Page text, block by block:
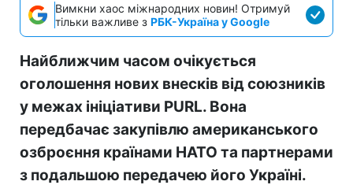
Вимкни хаос міжнародних новин! Отримуй
тільки важливе з РБК-Україна у Google
Найближчим часом очікується
оголошення нових внесків від союзників
у межах ініціативи PURL. Вона
передбачає закупівлю американського
озброєння країнами НАТО та партнерами
з подальшою передачею його Україні.